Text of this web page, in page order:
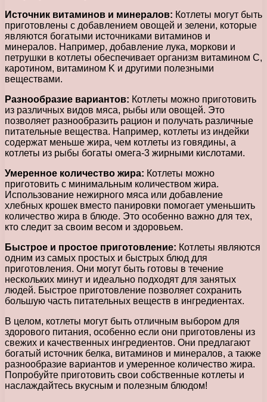
Источник витаминов и минералов: Котлеты могут быть
приготовлены с добавлением овощей и зелени, которые
являются богатыми источниками витаминов и
минералов. Например, добавление лука, моркови и
петрушки в котлеты обеспечивает организм витамином C,
каротином, витамином K и другими полезными
веществами.
Разнообразие вариантов: Котлеты можно приготовить
из различных видов мяса, рыбы или овощей. Это
позволяет разнообразить рацион и получать различные
питательные вещества. Например, котлеты из индейки
содержат меньше жира, чем котлеты из говядины, а
котлеты из рыбы богаты омега-3 жирными кислотами.
Умеренное количество жира: Котлеты можно
приготовить с минимальным количеством жира.
Использование нежирного мяса или добавление
хлебных крошек вместо панировки помогает уменьшить
количество жира в блюде. Это особенно важно для тех,
кто следит за своим весом и здоровьем.
Быстрое и простое приготовление: Котлеты являются
одним из самых простых и быстрых блюд для
приготовления. Они могут быть готовы в течение
нескольких минут и идеально подходят для занятых
людей. Быстрое приготовление позволяет сохранить
большую часть питательных веществ в ингредиентах.
В целом, котлеты могут быть отличным выбором для
здорового питания, особенно если они приготовлены из
свежих и качественных ингредиентов. Они предлагают
богатый источник белка, витаминов и минералов, а также
разнообразие вариантов и умеренное количество жира.
Попробуйте приготовить свои собственные котлеты и
наслаждайтесь вкусным и полезным блюдом!